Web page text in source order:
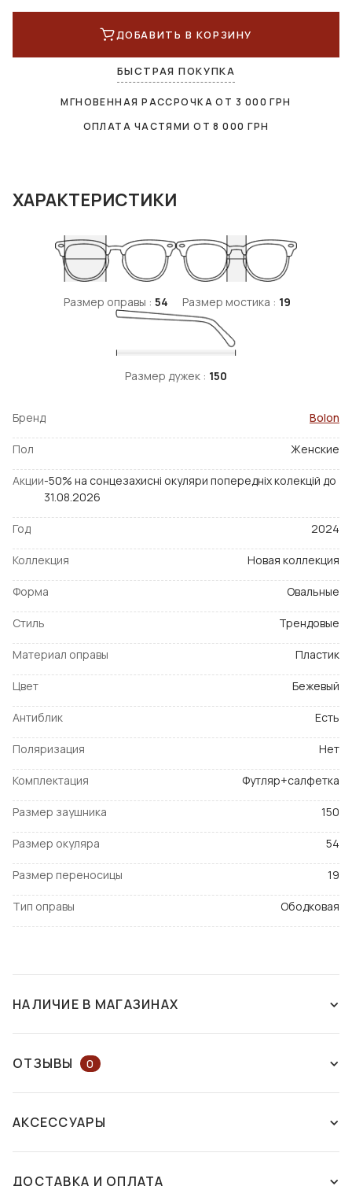
ДОБАВИТЬ В КОРЗИНУ
БЫСТРАЯ ПОКУПКА
МГНОВЕННАЯ РАССРОЧКА ОТ 3 000 ГРН
ОПЛАТА ЧАСТЯМИ ОТ8 000 ГРН
ХАРАКТЕРИСТИКИ
Размер оправы : 54 Размер мостика : 19
Размер дужек : 150
Бренд Bolon
Пол Женские
Акции-50% на сонцезахисні окуляри попередніх колекцій до
31.08.2026
Год 2024
Коллекция Новая коллекция
Форма Овальные
Стиль Трендовые
Материал оправы Пластик
Цвет Бежевый
Антиблик Есть
Поляризация Нет
Комплектация Футляр+салфетка
Размер заушника 150
Размер окуляра 54
Размер переносицы 19
Тип оправы Ободковая
НАЛИЧИЕ В МАГАЗИНАХ
НАЛИЧИЕ В МАГАЗИНАХ
пр. Независимости, 17
наличии
ОТЗЫВЫ 0
ВОПРОС КОНСУЛЬТАНТУ
АКСЕССУАРЫ
ДОСТАВКА И ОПЛАТА